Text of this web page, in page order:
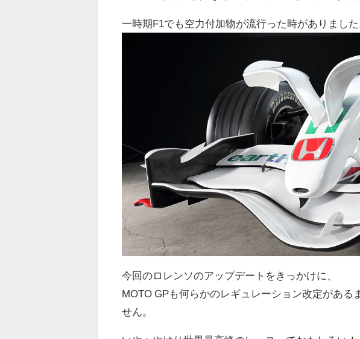
一時期F1でも空力付加物が流行った時がありました
今回のロレンソのアップデートをきっかけに、
MOTO GPも何らかのレギュレーション改定がある
せん。